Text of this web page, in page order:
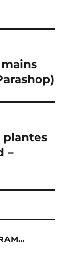
plantes
–